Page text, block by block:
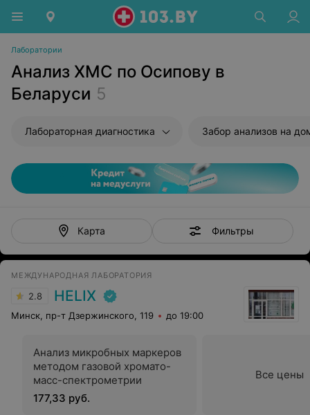
Лаборатории
Анализ ХМС по Осипову в
Беларуси 5
Лабораторная диагностика Забор анализов на
Карта Фильтры
МЕЖДУНАРОДНАЯ ЛАБОРАТОРИЯ
2.8 HELIX
Минск, пр-т Дзержинского, 119 до 19:00
Анализ микробных маркеров
методом газовой хромато-
масс-спектрометрии
177,33 руб.
Все цены